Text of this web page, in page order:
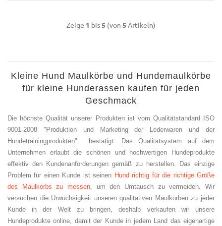
Zeige 1 bis5 (von 5 Artikeln)
Kleine Hund Maulkörbe und Hundemaulkörbe
für kleine Hunderassen kaufen für jeden
Geschmack
Die höchste Qualität unserer Produkten ist vom Qualitätstandard ISO
9001-2008 "Produktion und Marketing der Lederwaren und der
Hundetrainingprodukten"
bestätigt. Das Qualitätsystem auf dem
Unternehmen erlaubt die schönen und hochwertigen Hundeprodukte
effektiv den Kundenanforderungen gemäß zu herstellen. Das einzige
Problem für einen Kunde ist seinen Hund richtig für die richtige Größe
des Maulkorbs zu messen, um den Umtausch zu vermeiden. Wir
versuchen die Urwüchsigkeit unseren qualitativen Maulkörben zu jeder
Kunde in der Welt zu bringen, deshalb verkaufen wir unsere
Hundeprodukte online, damit der Kunde in jedem Land das eigenartige